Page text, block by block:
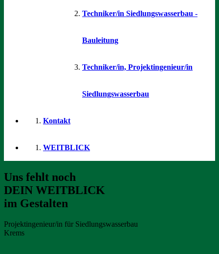
Techniker/in Siedlungswasserbau -
Bauleitung
Techniker/in, Projektingenieur/in
Siedlungswasserbau
Kontakt
WEITBLICK
Uns fehlt noch
DEIN WEITBLICK
im Gestalten
Projektingenieur/in für Siedlungswasserbau
Krems